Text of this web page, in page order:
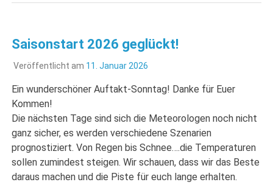
Saisonstart 2026 geglückt!
Veröffentlicht am 11. Januar 2026
Ein wunderschöner Auftakt-Sonntag! Danke für Euer
Kommen!
Die nächsten Tage sind sich die Meteorologen noch nicht
ganz sicher, es werden verschiedene Szenarien
prognostiziert. Von Regen bis Schnee….die Temperaturen
sollen zumindest steigen. Wir schauen, dass wir das Beste
daraus machen und die Piste für euch lange erhalten.